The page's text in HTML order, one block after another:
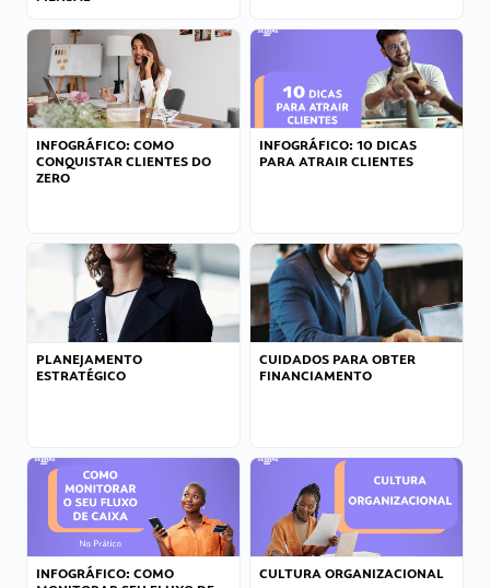
INFOGRÁFICO: COMO
CONQUISTAR CLIENTES DO
ZERO
INFOGRÁFICO: 10 DICAS
PARA ATRAIR CLIENTES
PLANEJAMENTO
ESTRATÉGICO
CUIDADOS PARA OBTER
FINANCIAMENTO
INFOGRÁFICO: COMO
CULTURA ORGANIZACIONAL